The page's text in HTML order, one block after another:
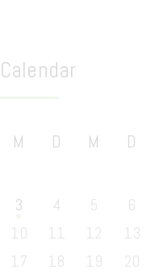
Calendar
M D M D
3
4 5 6
10
11 12 13
17
18 19 20